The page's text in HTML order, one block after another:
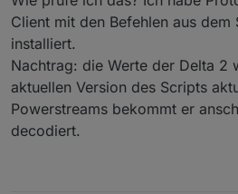
Client mit den Befehlen aus
installiert.
Nachtrag: die Werte der Delta 2
aktuellen Version des Scripts
Powerstreams bekommt er
decodiert.